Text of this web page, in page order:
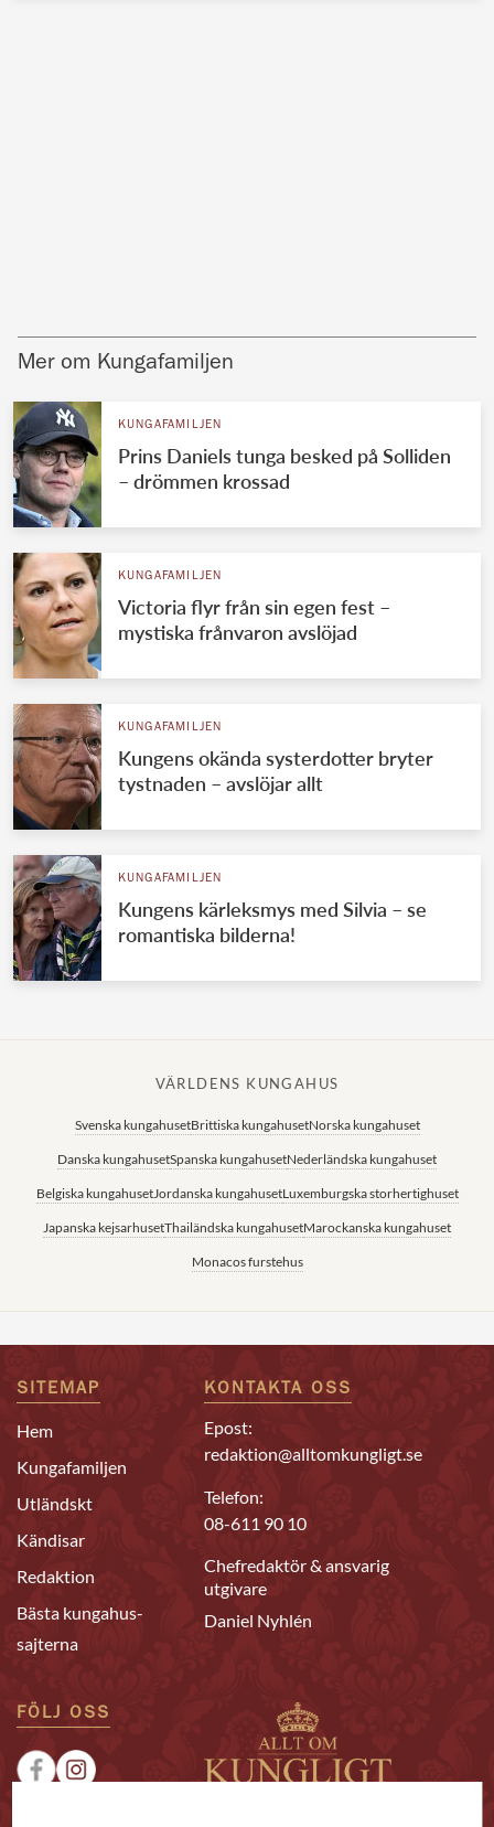
Mer om Kungafamiljen
KUNGAFAMILJEN
Prins Daniels tunga besked på Solliden
– drömmen krossad
KUNGAFAMILJEN
Victoria flyr från sin egen fest –
mystiska frånvaron avslöjad
KUNGAFAMILJEN
Kungens okända systerdotter bryter
tystnaden – avslöjar allt
KUNGAFAMILJEN
Kungens kärleksmys med Silvia – se
romantiska bilderna!
VÄRLDENS KUNGAHUS
Svenska kungahusetBrittiska kungahusetNorska kungahuset
Danska kungahusetSpanska kungahusetNederländska kungahuset
Belgiska kungahusetJordanska kungahusetLuxemburgska storhertighuset
Japanska kejsarhusetThailändska kungahusetMarockanska kungahuset
Monacos furstehus
SITEMAP
Hem
Kungafamiljen
Utländskt
Kändisar
Redaktion
Bästa kungahus-
sajterna
KONTAKTA OSS
Epost:
redaktion@alltomkungligt.se
Telefon:
08-611 90 10
Chefredaktör & ansvarig
utgivare
Daniel Nyhlén
FÖLJ OSS